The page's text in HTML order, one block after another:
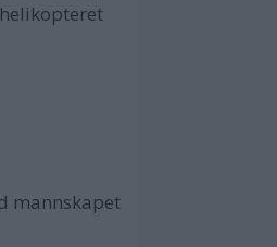
mannskapet